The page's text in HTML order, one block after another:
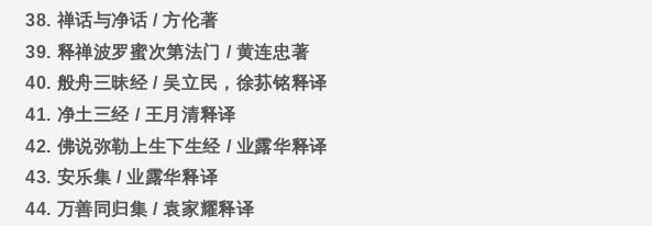
38. 禅话与净话 /方伦著
39. 释禅波罗蜜次第法门 / 黄连忠著
40. 般舟三昧经/吴立民，徐荪铭释译
41. 净土三经 / 王月清释译
42. 佛说弥勒上生下生经 / 业露华释译
43. 安乐集 /业露华释译
44. 万善同归集 /袁家耀释译